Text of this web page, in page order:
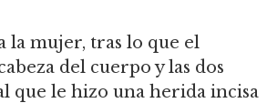
la mujer, tras lo que el
del cuerpo y las dos
que le hizo una herida incisa